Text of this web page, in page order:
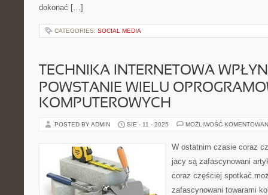
dokonać […]
CATEGORIES: SOCIAL MEDIA
TECHNIKA INTERNETOWA
POWSTANIE WIELU
KOMPUTEROWYCH
POSTED BY ADMIN SIE - 11 - 2025 MOŻLIWOŚĆ
W ostatnim czasie coraz
jacy są zafascynowani
coraz częściej spotkać
zafascynowani towarami